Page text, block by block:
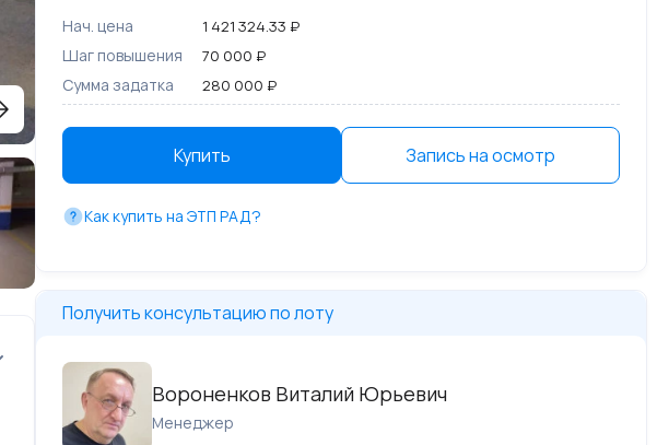
Нач. цена 1 421 324.33 ₽
Шаг повышения 70 000 ₽
Сумма задатка 280 000 ₽
Купить Запись на осмотр
Как купить на ЭТП РАД?
Получить консультацию по лоту
Вороненков Виталий Юрьевич
Менеджер